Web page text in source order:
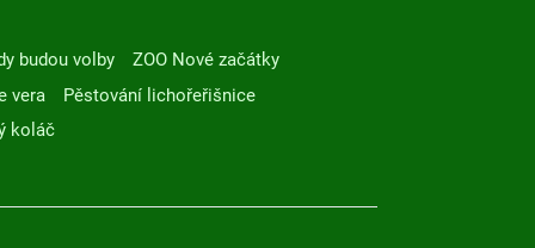
budou volby
ZOO Nové začátky
vera
Pěstování lichořeřišnice
koláč